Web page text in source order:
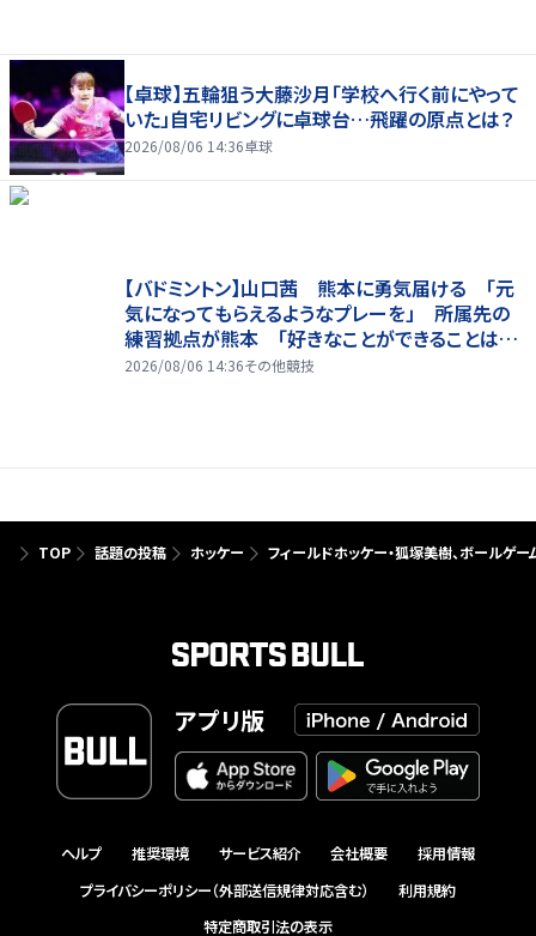
【卓球】五輪狙う大藤沙月「学校へ行く前にやって
いた」自宅リビングに卓球台…飛躍の原点とは？
2026/08/06 14:36卓球
【バドミントン】山口茜 熊本に勇気届ける 「元
気になってもらえるようなプレーを」 所属先の
練習拠点が熊本 「好きなことができることは当
たり前じゃない」
2026/08/06 14:36その他競技
TOP 話題の投稿 ホッケー フィールドホッケー・狐塚美樹、ボールゲ
アプリ版
ヘルプ 推奨環境 サービス紹介 会社概要
採用情報
プライバシーポリシー（外部送信規律対応含む）
利用規約
特定商取引法の表示